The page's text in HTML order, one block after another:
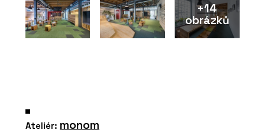
+14
obrázků
Ateliér: monom